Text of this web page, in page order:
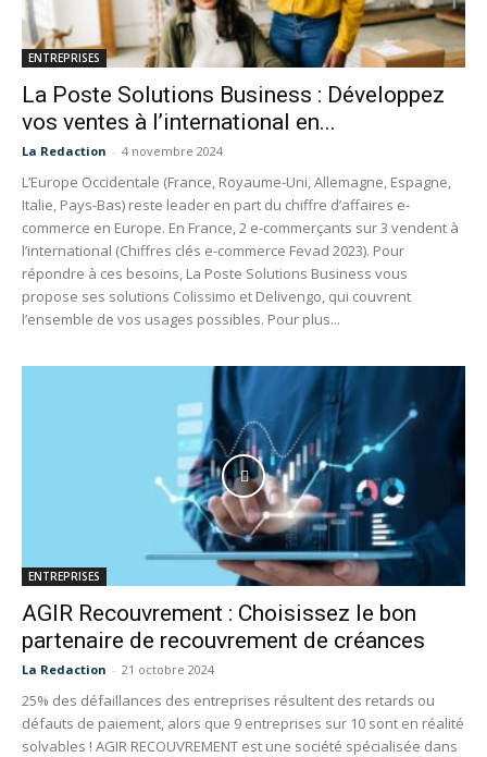
ENTREPRISES
La Poste Solutions Business : Développez
vos ventes à l’international en...
La Redaction - 4 novembre 2024
L’Europe Occidentale (France, Royaume-Uni, Allemagne, Espagne,
Italie, Pays-Bas) reste leader en part du chiffre d’affaires e-
commerce en Europe. En France, 2 e-commerçants sur 3 vendent à
l’international (Chiffres clés e-commerce Fevad 2023). Pour
répondre à ces besoins, La Poste Solutions Business vous
propose ses solutions Colissimo et Delivengo, qui couvrent
l’ensemble de vos usages possibles. Pour plus...
ENTREPRISES
AGIR Recouvrement : Choisissez le bon
partenaire de recouvrement de créances
La Redaction - 21 octobre 2024
25% des défaillances des entreprises résultent des retards ou
défauts de paiement, alors que 9 entreprises sur 10 sont en réalité
solvables ! AGIR RECOUVREMENT est une société spécialisée dans